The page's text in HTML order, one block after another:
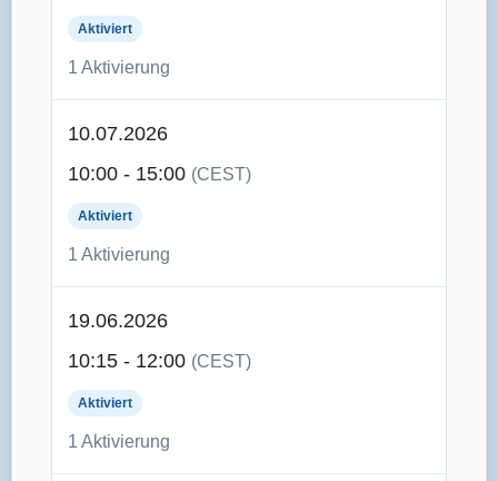
Aktiviert
1 Aktivierung
10.07.2026
10:00 - 15:00 (CEST)
Aktiviert
1 Aktivierung
19.06.2026
10:15 - 12:00 (CEST)
Aktiviert
1 Aktivierung